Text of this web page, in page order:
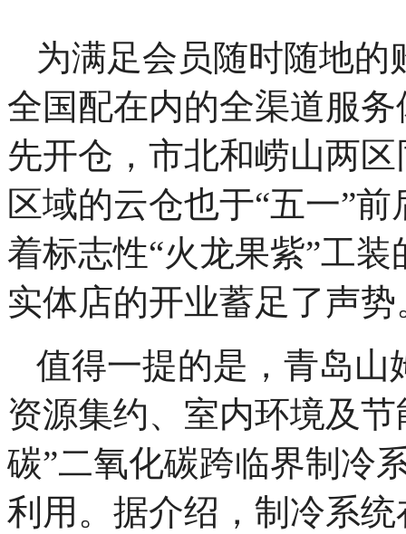
为满足会员随时随地
全国配在内的全渠道服
先开仓，市北和崂山两
区域的云仓也于“五一”
着标志性“火龙果紫”工
实体店的开业蓄足了声势
值得一提的是，青岛山
资源集约、室内环境及
碳”二氧化碳跨临界制冷
利用。据介绍，制冷系